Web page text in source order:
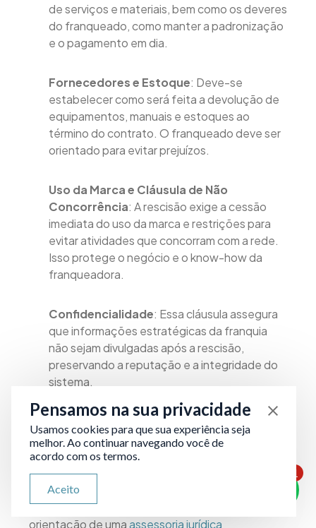
de serviços e materiais, bem como os deveres
do franqueado, como manter a padronização
e o pagamento em dia.
Fornecedores e Estoque: Deve-se
estabelecer como será feita a devolução de
equipamentos, manuais e estoques ao
término do contrato. O franqueado deve ser
orientado para evitar prejuízos.
Uso da Marca e Cláusula de Não
Concorrência: A rescisão exige a cessão
imediata do uso da marca e restrições para
evitar atividades que concorram com a rede.
Isso protege o negócio e o know-how da
franqueadora.
Confidencialidade: Essa cláusula assegura
que informações estratégicas da franquia
não sejam divulgadas após a rescisão,
preservando a reputação e a integridade do
sistema.
Com um contrato bem estruturado, contendo
cláusulas específicas e detalhadas, franqueador
e franqueado reduzem os riscos de conflitos e
garantem uma rescisão mais equilibrada. A
orientação de umaassessoria jurídica
1
Pensamos na sua privacidade
Usamos cookies para que sua experiência seja
melhor. Ao continuar navegando você de
acordo com os termos.
Aceito